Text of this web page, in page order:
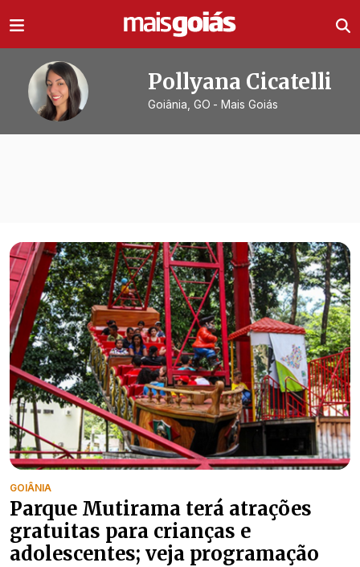
Pollyana Cicatelli
Goiânia, GO - Mais Goiás
Todas as notícias dePollyana
GOIÂNIA
Parque Mutirama terá atrações
gratuitas para crianças e
adolescentes; veja programação